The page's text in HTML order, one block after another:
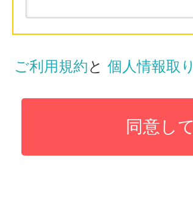
ご利用規約と 個人情報取